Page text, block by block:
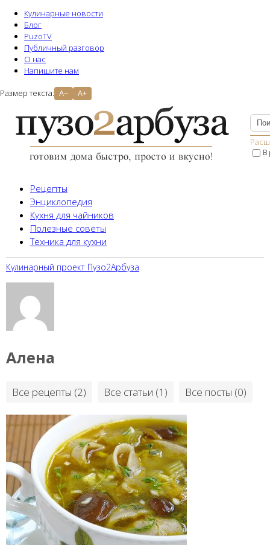
Кулинарные новости
Блог
PuzoTV
Публичный разговор
О нас
Напишите нам
Размер текста: A− A+
В
Рецепты
Энциклопедия
Кухня для чайников
Полезные советы
Техника для кухни
Кулинарный проект Пузо2Aрбуза
Алена
Все рецепты (2) Все статьи (1) Все посты (0)